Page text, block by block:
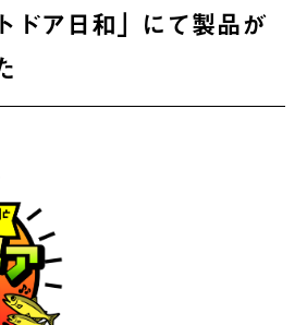
ドア日和」にて製品が